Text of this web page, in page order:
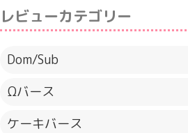
レビューカテゴリー
Dom/Sub
Ωバース
ケーキバース